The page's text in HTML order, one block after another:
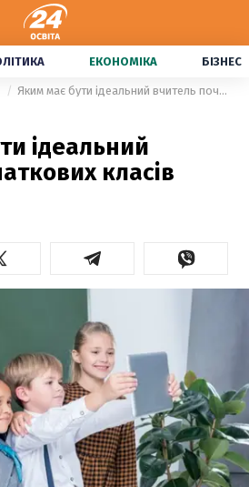
ЕКОНОМІКА БІЗНЕС
Яким має бути ідеальний вчитель початкових класів
ідеальний
класів